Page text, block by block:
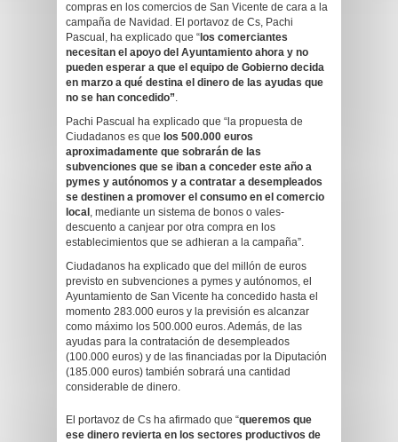
compras en los comercios de San Vicente de cara a la
campaña de Navidad. El portavoz de Cs, Pachi
Pascual, ha explicado que “ los comerciantes
necesitan el apoyo del Ayuntamiento ahora y no
pueden esperar a que el equipo de Gobierno decida
en marzo a qué destina el dinero de las ayudas que
no se han concedido”.
Pachi Pascual ha explicado que “la propuesta de
Ciudadanos es que los 500.000 euros
aproximadamente que sobrarán de las
subvenciones que se iban a conceder este año a
pymes y autónomos y a contratar a desempleados
se destinen a promover el consumo en el comercio
local , mediante un sistema de bonos o vales-
descuento a canjear por otra compra en los
establecimientos que se adhieran a la campaña”.
Ciudadanos ha explicado que del millón de euros
previsto en subvenciones a pymes y autónomos, el
Ayuntamiento de San Vicente ha concedido hasta el
momento 283.000 euros y la previsión es alcanzar
como máximo los 500.000 euros. Además, de las
ayudas para la contratación de desempleados
(100.000 euros) y de las financiadas por la Diputación
(185.000 euros) también sobrará una cantidad
considerable de dinero.
El portavoz de Cs ha afirmado que “queremos que
ese dinero revierta en los sectores productivos de